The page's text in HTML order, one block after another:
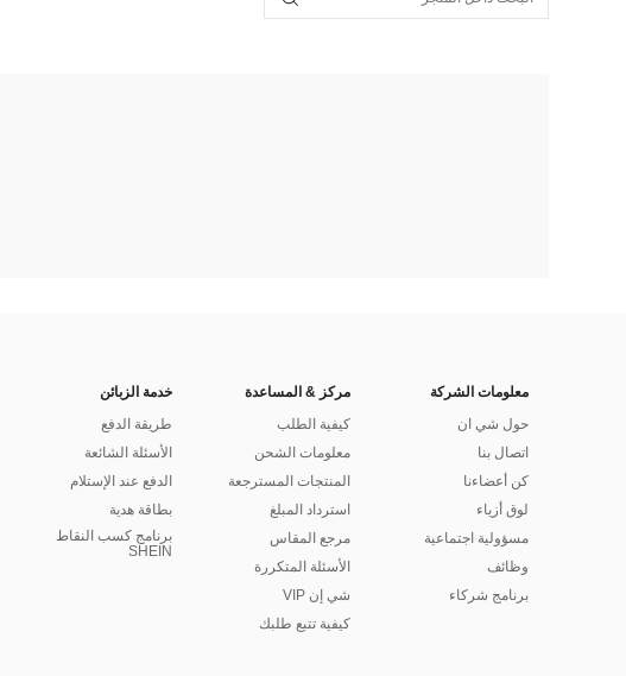
معلومات الشركة
حول شي ان
اتصال بنا
كن أعضاءنا
لوق أزياء
مسؤولية اجتماعية
وظائف
برنامج شركاء
مركز & المساعدة
كيفية الطلب
معلومات الشحن
المنتجات المسترجعة
استرداد المبلغ
مرجع المقاس
الأسئلة المتكررة
شي إن VIP
كيفية تتبع طلبك
خدمة الزبائن
طريقة الدفع
الأسئلة الشائعة
الدفع عند الإستلام
بطاقة هدية
برنامج كسب النقاط
SHEIN